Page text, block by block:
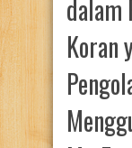
dalam
Koran